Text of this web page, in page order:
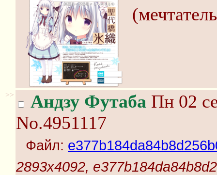
>> Андзу Футаба Пн 02
No.4951117
Файл:
2893x4092,